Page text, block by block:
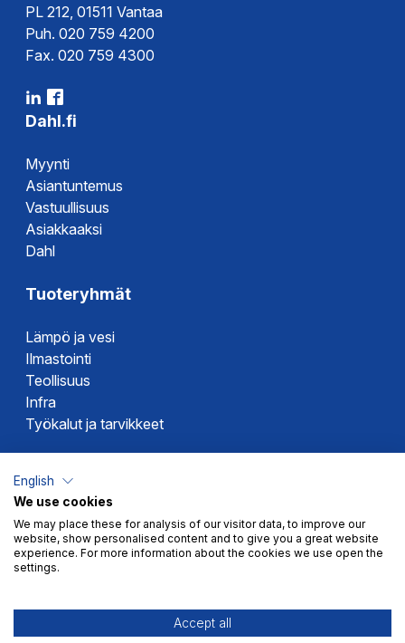
PL 212, 01511 Vantaa
Puh. 020 759 4200
Fax. 020 759 4300
Dahl.fi
Myynti
Asiantuntemus
Vastuullisuus
Asiakkaaksi
Dahl
Tuoteryhmät
Lämpö ja vesi
Ilmastointi
Teollisuus
Infra
Työkalut ja tarvikkeet
Altech
Alterna
Novipro
Votec
English
We use cookies
We may place these for analysis of our visitor data, to improve our
website, show personalised content and to give you a great website
experience. For more information about the cookies we use open the
settings.
Accept all